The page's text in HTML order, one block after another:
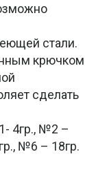
стали.
крючком
сделать
4гр., №2 –
№6 – 18гр.